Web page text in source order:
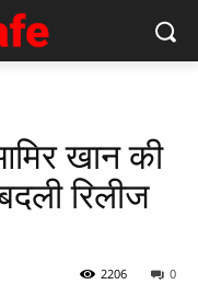
खान की
रिलीज
0
2206